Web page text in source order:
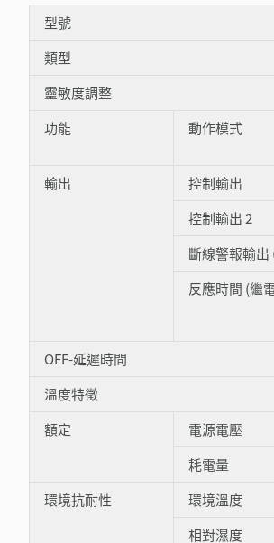
型號
類型
靈敏度調整
功能
動作模式
輸出
控制輸出
控制輸出 2
斷線警報輸出
反應時間 (繼
OFF-延遲時間
溫度特徵
額定 電源電壓
耗電量
環境抗耐性
環境溫度
相對濕度